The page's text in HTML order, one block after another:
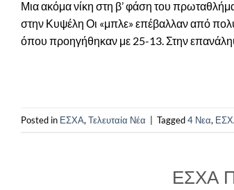
Μια ακόμα νίκη στη β’ φάση του
στην Κυψέλη Οι «μπλε» επέβαλλαν από
όπου προηγήθηκαν με 25-13. Στην
Posted in ΕΣΧΑ, Τελευταία Νέα Tagged4 Νεα,
ΕΣΧΑ